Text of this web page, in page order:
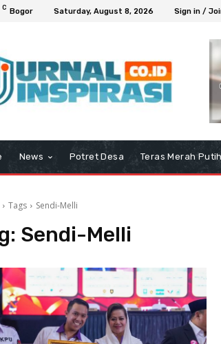
C Bogor Saturday, August 8, 2026 Sign in /
News Potret Desa Teras Merah Putih
Tags Sendi-Melli
Sendi-Melli